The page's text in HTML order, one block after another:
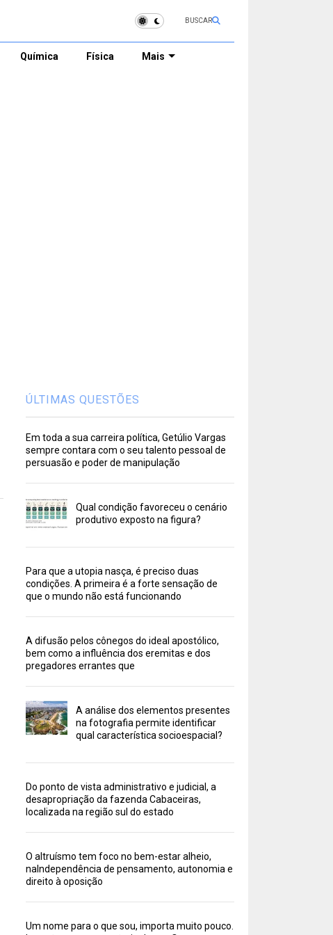
BUSCAR
Química Física Mais
ÚLTIMAS QUESTÕES
Em toda a sua carreira política, Getúlio Vargas
sempre contara com o seu talento pessoal de
persuasão e poder de manipulação
Qual condição favoreceu o cenário
produtivo exposto na figura?
Para que a utopia nasça, é preciso duas
condições. A primeira é a forte sensação de
que o mundo não está funcionando
A difusão pelos cônegos do ideal apostólico,
bem como a influência dos eremitas e dos
pregadores errantes que
A análise dos elementos presentes
na fotografia permite identificar
qual característica socioespacial?
Do ponto de vista administrativo e judicial, a
desapropriação da fazenda Cabaceiras,
localizada na região sul do estado
O altruísmo tem foco no bem-estar alheio,
naIndependência de pensamento, autonomia e
direito à oposição
Um nome para o que sou, importa muito pouco.